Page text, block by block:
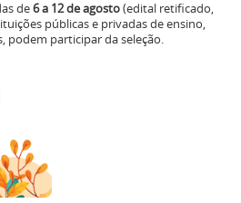
de6 a 12 de agosto(edital retificado,
públicas e privadas de ensino,
podem participar da seleção.